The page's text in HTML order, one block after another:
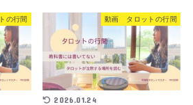
の行間 動画 タロットの行間
2026.01.24